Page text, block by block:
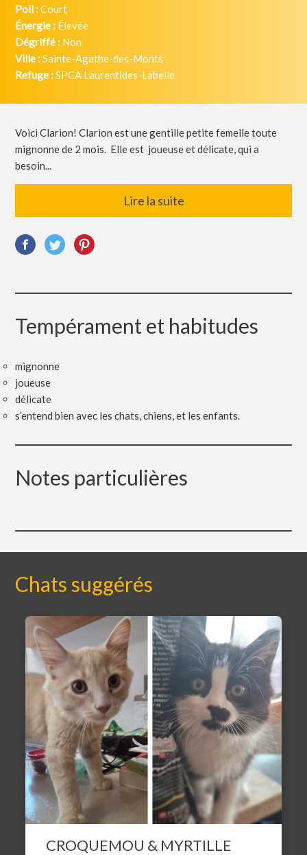
Poil :Court
Énergie : Élevée
Dégriffé : Non
Ville :Sainte-Agathe-des-Monts
Refuge :SPCA Laurentides-Labelle
Voici Clarion! Clarion est une gentille petite femelle toute
mignonne de 2 mois. Elle est joueuse et délicate, qui a
besoin...
Lire la suite
Tempérament et habitudes
mignonne
joueuse
délicate
s’entend bien avec les chats, chiens, et les enfants.
Notes particulières
Chats suggérés
CROQUEMOU & MYRTILLE